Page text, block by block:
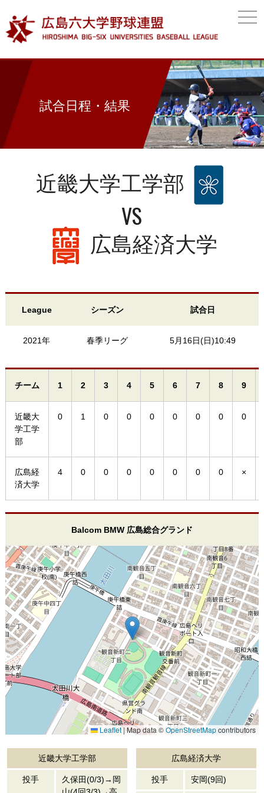
試合日程・結果
近畿大学工学部
VS
広島経済大学
League シーズン 試合日
2021年 春季リーグ 5月16日(日)10:49
チーム 1 2 3 4 5 6 7 8 9
近畿大
学工学
部
0 1 0 0 0 0 0 0 0
広島経
済大学
4 0 0 0 0 0 0 0 ×
Balcom BMW 広島総合グランド
Leaflet|Map data ©OpenStreetMapcontributors
近畿大学工学部
投手
久保田(0/3)→岡
広島経済大学
投手 安岡(9回)